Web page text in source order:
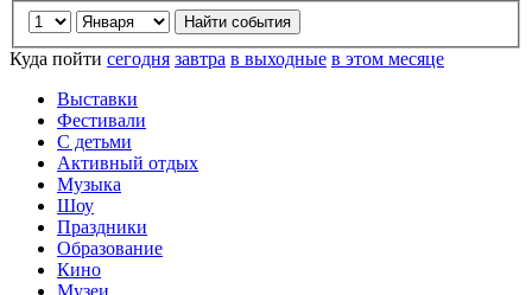
Куда пойти сегодня завтра в выходные в этом месяце
Выставки
Фестивали
С детьми
Активный отдых
Музыка
Шоу
Праздники
Образование
Кино
Музеи